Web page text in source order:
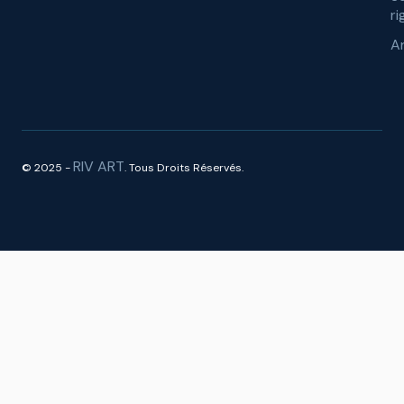
© 2025 -RIV ART. Tous Droits Réservés.